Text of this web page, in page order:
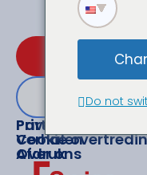
Partner
Verhalen
Over ons
Privacyschending
Cookie
Afdruk
Maak een
of neem
Do not